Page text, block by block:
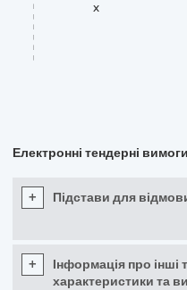
x
Електронні тендерні вимоги
+ Підстави для
+
Інформація про інші
характеристики та